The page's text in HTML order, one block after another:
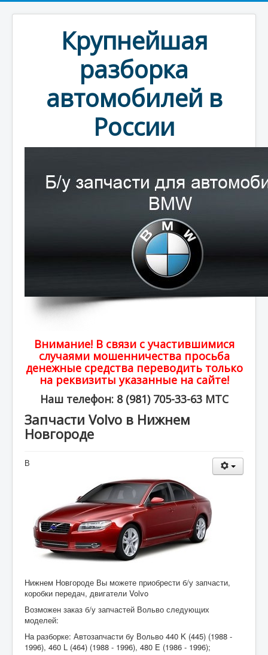
Крупнейшая
разборка
автомобилей в
России
Внимание! В связи с участившимися
случаями мошенничества просьба
денежные средства переводить только
на реквизиты указанные на сайте!
Наш телефон: 8 (981) 705-33-63 МТС
Запчасти Volvo в Нижнем
Новгороде
В
Нижнем Новгороде Вы можете приобрести б/у запчасти,
коробки передач, двигатели Volvo
Возможен заказ б/у запчастей Вольво следующих
моделей:
На разборке: Автозапчасти бу Вольво 440 K (445) (1988 -
1996), 460 L (464) (1988 - 1996), 480 E (1986 - 1996);